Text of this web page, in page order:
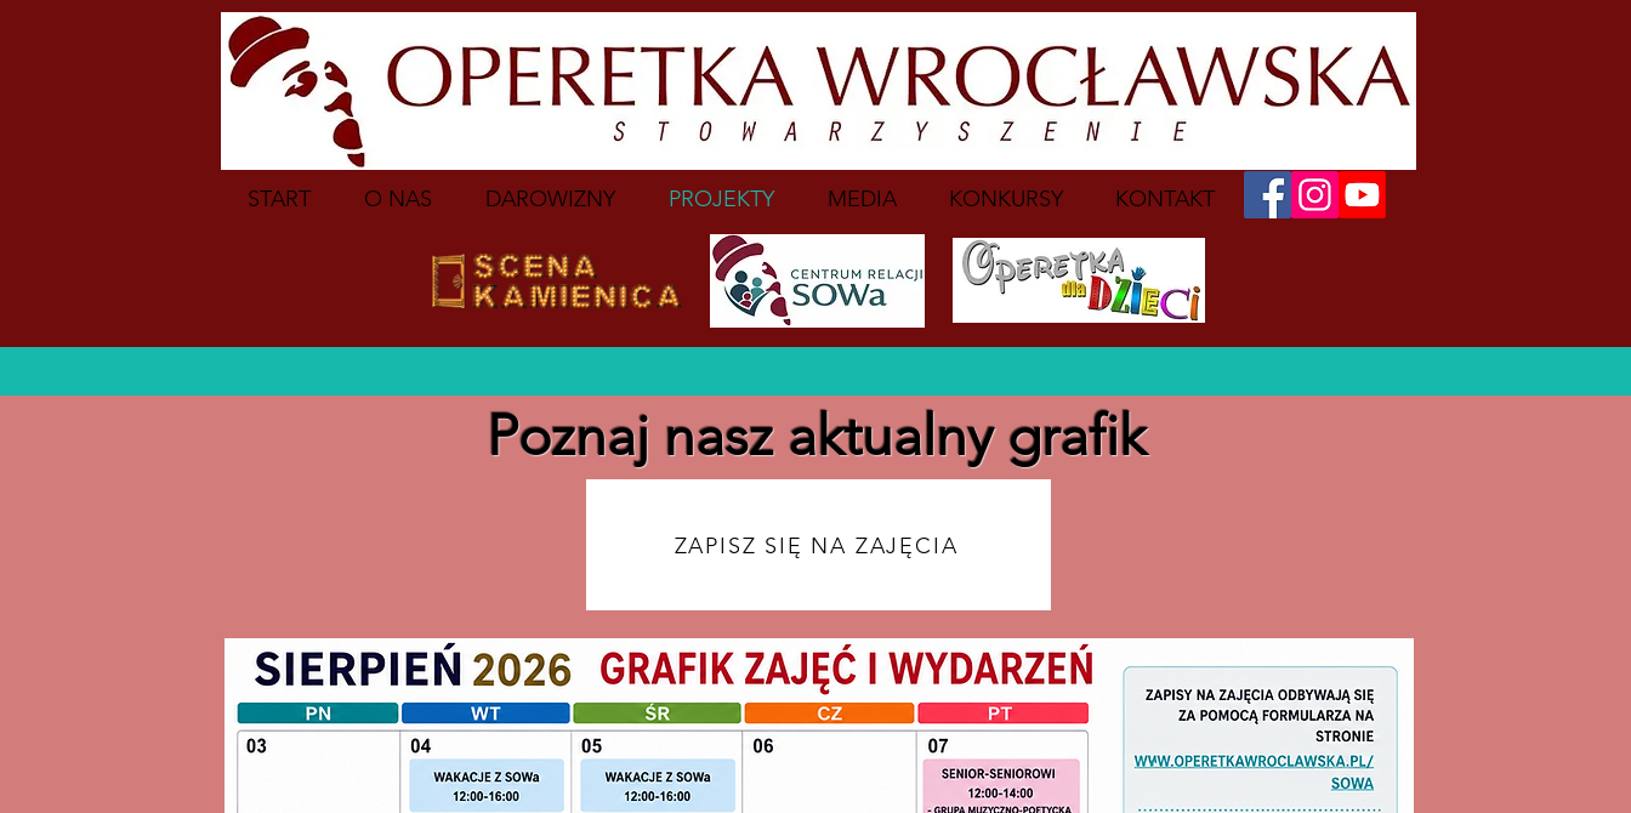
START O NAS DAROWIZNY PROJEKTY MEDIA KONKURSY KONTAKT
Poznaj nasz aktualny grafik
ZAPISZ SIĘ NA ZAJĘCIA